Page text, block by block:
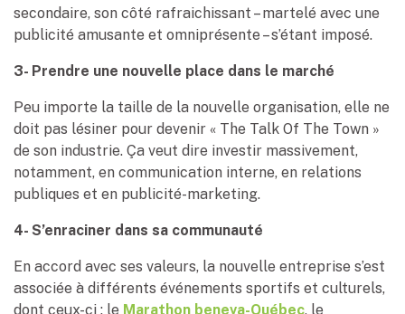
secondaire, son côté rafraichissant – martelé avec une
publicité amusante et omniprésente – s’étant imposé.
3- Prendre une nouvelle place dans le marché
Peu importe la taille de la nouvelle organisation, elle ne
doit pas lésiner pour devenir « The Talk Of The Town »
de son industrie. Ça veut dire investir massivement,
notamment, en communication interne, en relations
publiques et en publicité-marketing.
4- S’enraciner dans sa communauté
En accord avec ses valeurs, la nouvelle entreprise s’est
associée à différents événements sportifs et culturels,
dont ceux-ci : le Marathon beneva-Québec, le